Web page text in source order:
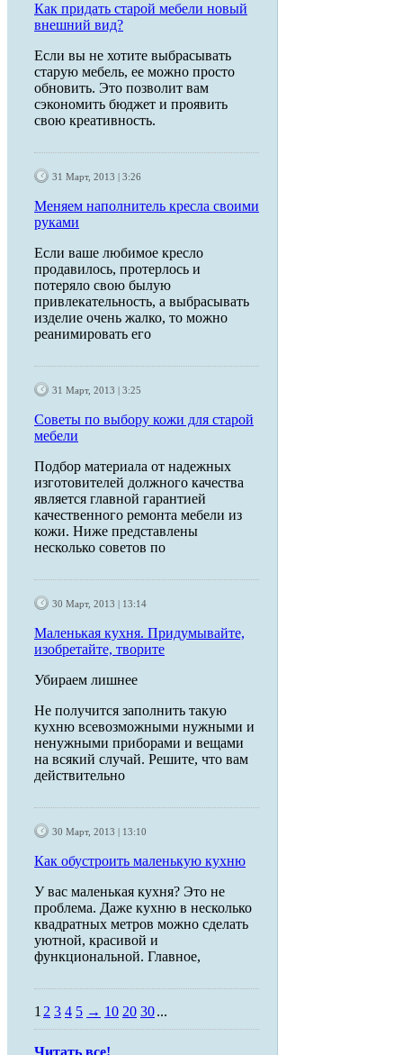
Как придать старой мебели новый
внешний вид?
Если вы не хотите выбрасывать
старую мебель, ее можно просто
обновить. Это позволит вам
сэкономить бюджет и проявить
свою креативность.
31 Март, 2013 | 3:26
Меняем наполнитель кресла своими
руками
Если ваше любимое кресло
продавилось, протерлось и
потеряло свою былую
привлекательность, а выбрасывать
изделие очень жалко, то можно
реанимировать его
31 Март, 2013 | 3:25
Советы по выбору кожи для старой
мебели
Подбор материала от надежных
изготовителей должного качества
является главной гарантией
качественного ремонта мебели из
кожи. Ниже представлены
несколько советов по
30 Март, 2013 | 13:14
Маленькая кухня. Придумывайте,
изобретайте, творите
Убираем лишнее
Не получится заполнить такую
кухню всевозможными нужными и
ненужными приборами и вещами
на всякий случай. Решите, что вам
действительно
30 Март, 2013 | 13:10
Как обустроить маленькую кухню
У вас маленькая кухня? Это не
проблема. Даже кухню в несколько
квадратных метров можно сделать
уютной, красивой и
функциональной. Главное,
12 3 4 5 → 10 20 30...